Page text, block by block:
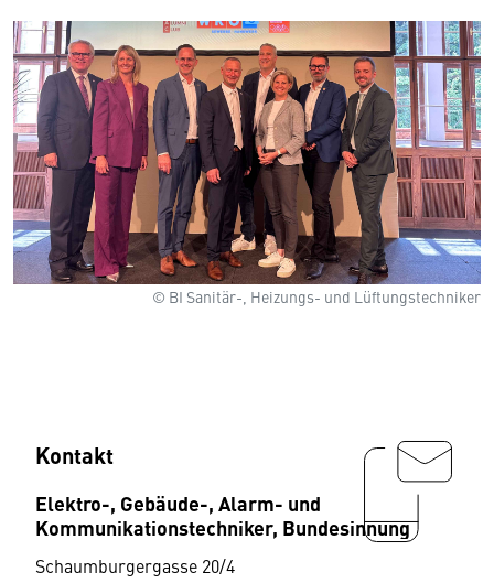
© BI Sanitär-, Heizungs- und Lüftungstechniker
Kontakt
Elektro-, Gebäude-, Alarm- und
Kommunikationstechniker, Bundesinnung
Schaumburgergasse 20/4